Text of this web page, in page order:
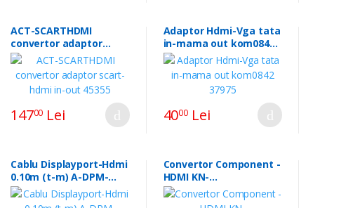
ACT-SCARTHDMI
convertor adaptor
scart-hdmi in-out 45355
14700 Lei
Adaptor Hdmi-Vga tata
in-mama out kom0842
37975
4000Lei
Cablu Displayport-Hdmi
0.10m (t-m) A-DPM-
HDMIF-002-W 46925
Convertor Component -
HDMI KN-
HDMICON10.37414